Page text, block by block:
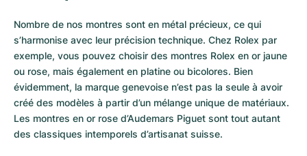
Nombre de nos montres sont en métal précieux, ce qui
s’harmonise avec leur précision technique. Chez Rolex par
exemple, vous pouvez choisir des montres Rolex en or jaune
ou rose, mais également en platine ou bicolores. Bien
évidemment, la marque genevoise n’est pas la seule à avoir
créé des modèles à partir d’un mélange unique de matériaux.
Les montres en or rose d’Audemars Piguet sont tout autant
des classiques intemporels d’artisanat suisse.